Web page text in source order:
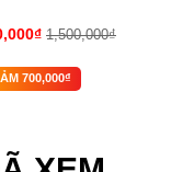
1,500,000₫
700,000₫